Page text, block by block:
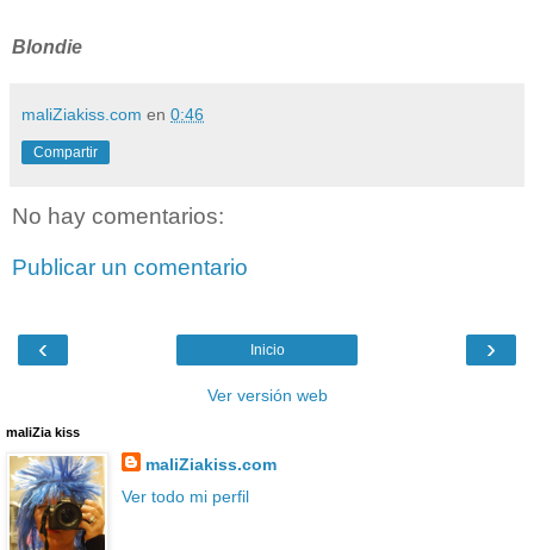
Blondie
maliZiakiss.com en 0:46
Compartir
No hay comentarios:
Publicar un comentario
‹ ›
Inicio
Ver versión web
maliZia kiss
maliZiakiss.com
Ver todo mi perfil